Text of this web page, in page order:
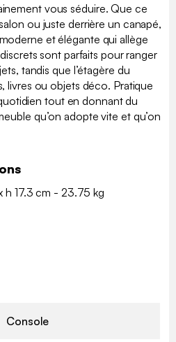
vous séduire. Que ce
ou juste derrière un canapé,
et élégante qui allège
sont parfaits pour ranger
tandis que l’étagère du
livres ou objets déco. Pratique
tout en donnant du
qu’on adopte vite et qu’on
h 17.3 cm - 23.75 kg
Console